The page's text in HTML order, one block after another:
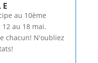
au 10ème
au 18 mai.
chacun! N'oubliez